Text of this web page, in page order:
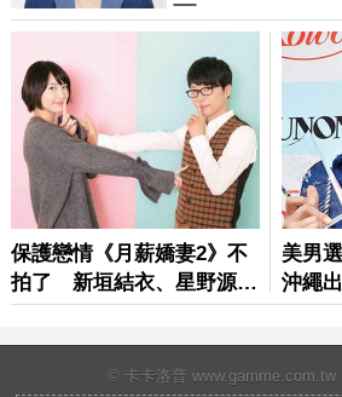
© 卡卡洛普 www.gamme.com.tw |